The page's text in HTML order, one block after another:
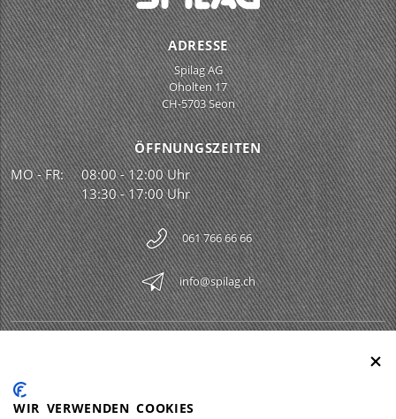
ADRESSE
Spilag AG
Oholten 17
CH-5703 Seon
ÖFFNUNGSZEITEN
MO - FR:
08:00 - 12:00 Uhr
13:30 - 17:00 Uhr
061 766 66 66
info@spilag.ch
LEGAL
WIR VERWENDEN COOKIES